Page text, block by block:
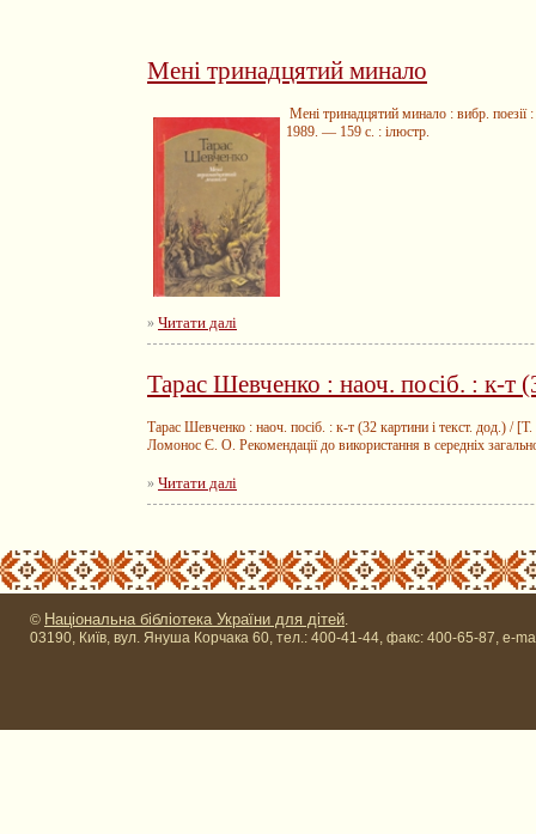
Мені тринадцятий минало
Мені тринадцятий минало : вибр.
1989. — 159 с. : ілюстр.
» Читати далі
Тарас Шевченко : наоч. посіб. : к-т
Тарас Шевченко : наоч. посіб. : к-т (32 картини і текст.
Ломонос Є. О. Рекомендації до використання в середніх
» Читати далі
© Національна бібліотека України для дітей.
03190, Київ, вул. Януша Корчака 60, тел.: 400-41-44, факс: 400-65-87, e-